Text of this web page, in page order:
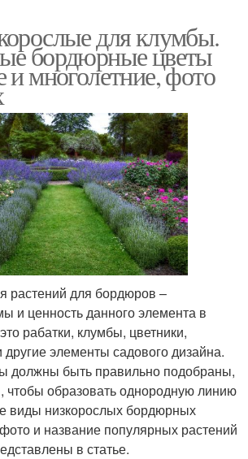
для клумбы.
бордюрные цветы
и многолетние, фото
растений для бордюров –
и ценность данного элемента в
рабатки, клумбы, цветники,
элементы садового дизайна.
должны быть правильно подобраны,
образовать однородную линию
виды низкорослых бордюрных
и название популярных растений
в статье.